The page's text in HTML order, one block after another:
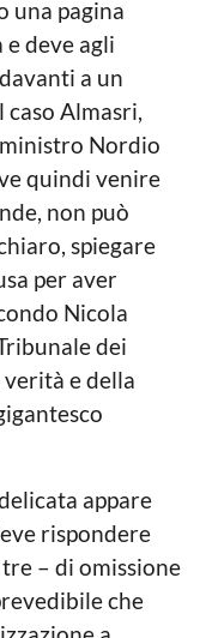
una pagina
deve agli
a un
caso Almasri,
Nordio
quindi venire
non può
spiegare
per aver
Nicola
dei
e della
appare
rispondere
– di omissione
che